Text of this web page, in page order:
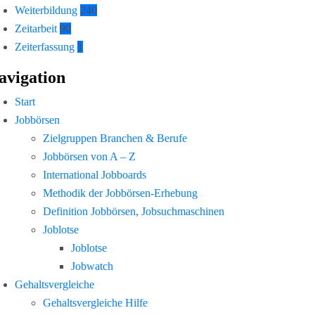
Weiterbildung 240
Zeitarbeit 90
Zeiterfassung 1
Start
Jobbörsen
Zielgruppen Branchen & Berufe
Jobbörsen von A – Z
International Jobboards
Methodik der Jobbörsen-Erhebung
Definition Jobbörsen, Jobsuchmaschinen
Joblotse
Joblotse
Jobwatch
Gehaltsvergleiche
Gehaltsvergleiche Hilfe